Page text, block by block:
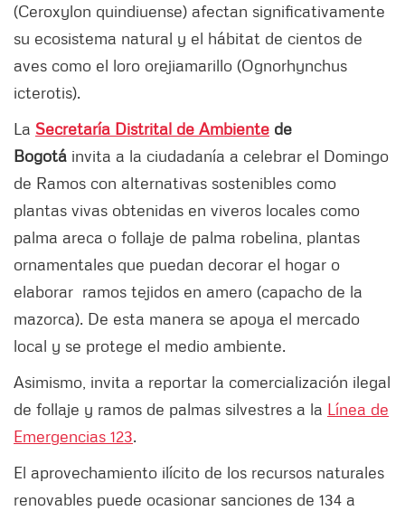
(Ceroxylon quindiuense) afectan significativamente
su ecosistema natural y el hábitat de cientos de
aves como el loro orejiamarillo (Ognorhynchus
icterotis).
La Secretaría Distrital de Ambiente de
Bogotá invita a la ciudadanía a celebrar el Domingo
de Ramos con alternativas sostenibles como
plantas vivas obtenidas en viveros locales como
palma areca o follaje de palma robelina, plantas
ornamentales que puedan decorar el hogar o
elaborar ramos tejidos en amero (capacho de la
mazorca). De esta manera se apoya el mercado
local y se protege el medio ambiente.
Asimismo, invita a reportar la comercialización ilegal
de follaje y ramos de palmas silvestres a la Línea de
Emergencias 123.
El aprovechamiento ilícito de los recursos naturales
renovables puede ocasionar sanciones de 134 a